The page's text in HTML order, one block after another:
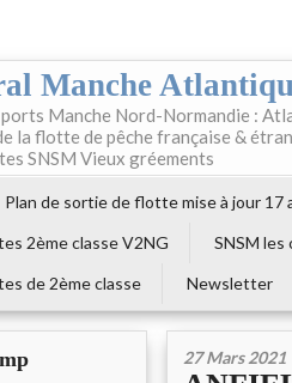
Manche
Manche Nord-Normandie :
la flotte de pêche française &
SNSM Vieux gréements
Plan de sortie de flotte mise à jour 17
2ème classe V2NG
SNSM
de 2ème classe
Newsletter
27 Mars 2021